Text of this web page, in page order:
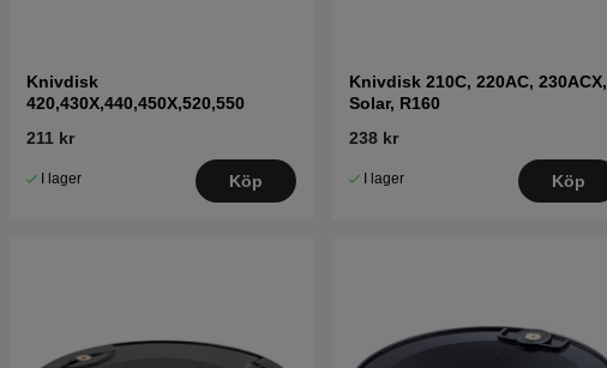
Knivdisk
420,430X,440,450X,520,550
211 kr
I lager Köp
Knivdisk 210C, 220AC, 230ACX,
Solar, R160
238 kr
I lager Köp